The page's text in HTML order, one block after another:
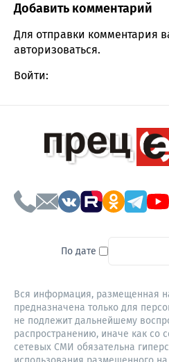
Comment
Добавить комментарий
Для отправки комментария
авторизоваться.
Войти:
По дате To
Вся информация, размещенная
предназначена только для
не подлежит дальнейшему
распространению, иначе как со
сетевых СМИ обязательна